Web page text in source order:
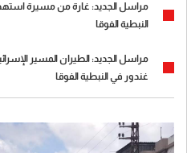
مراسل الجديد: غارة من مسيرة
النبطية الفوقا
مراسل الجديد: الطيران المسير
غندور في النبطية الفوقا